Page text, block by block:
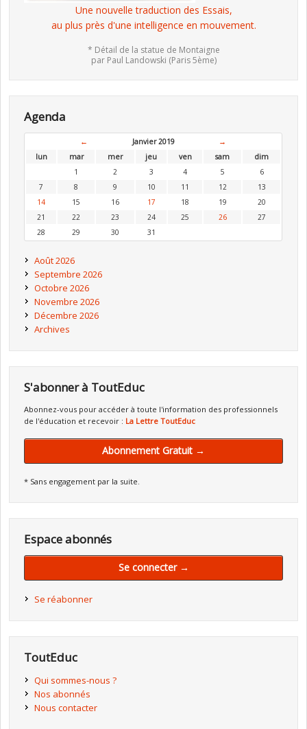
Une nouvelle traduction des Essais,
au plus près d'une intelligence en mouvement.
* Détail de la statue de Montaigne
par Paul Landowski (Paris 5ème)
Agenda
← Janvier 2019
→
lun
mar mer jeu ven sam
dim
1
2 3 4 5
6
7
8 9 10 11 12
13
14
15 16 17 18 19
20
21
22 23 24 25 26
27
28
29 30 31
Août 2026
Septembre 2026
Octobre 2026
Novembre 2026
Décembre 2026
Archives
S'abonner à ToutEduc
Abonnez-vous pour accéder à toute l'information des professionnels
de l'éducation et recevoir : La Lettre ToutEduc
Abonnement Gratuit →
* Sans engagement par la suite.
Espace abonnés
Se connecter →
Se réabonner
ToutEduc
Qui sommes-nous ?
Nos abonnés
Nous contacter